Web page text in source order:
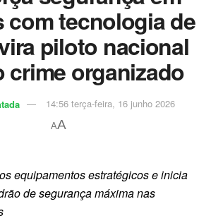
com tecnologia de
piloto nacional
crime organizado
14:56 terça-feira, 16 junho 2026
AA
equipamentos estratégicos e inicia
de segurança máxima nas